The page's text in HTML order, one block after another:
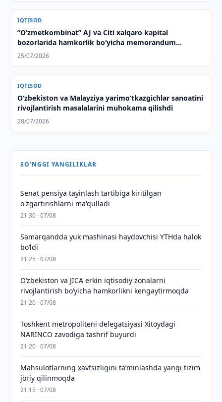
IQTISOD
“O‘zmetkombinat” AJ va Citi xalqaro kapital
bozorlarida hamkorlik bo‘yicha memorandum
imzoladi
25/07/2026
IQTISOD
Oʻzbekiston va Malayziya yarimoʻtkazgichlar sanoatini
rivojlantirish masalalarini muhokama qilishdi
28/07/2026
SO'NGGI YANGILIKLAR
Senat pensiya tayinlash tartibiga kiritilgan
o'zgartirishlarni ma'qulladi
21:30 · 07/08
Samarqandda yuk mashinasi haydovchisi YTHda halok
bo‘ldi
21:25 · 07/08
Oʻzbekiston va JICA erkin iqtisodiy zonalarni
rivojlantirish boʻyicha hamkorlikni kengaytirmoqda
21:20 · 07/08
Toshkent metropoliteni delegatsiyasi Xitoydagi
NARINCO zavodiga tashrif buyurdi
21:20 · 07/08
Mahsulotlarning xavfsizligini taʼminlashda yangi tizim
joriy qilinmoqda
21:15 · 07/08